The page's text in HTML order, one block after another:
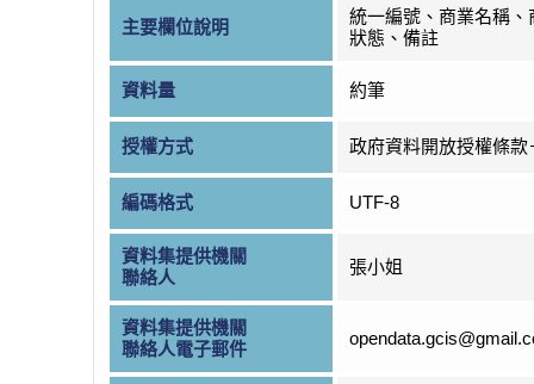
主要欄位說明
統一編號、商業名稱、
狀態、備註
資料量 約筆
授權方式 政府資料開放授權條款
編碼格式 UTF-8
資料集提供機關
聯絡人
張小姐
資料集提供機關
聯絡人電子郵件